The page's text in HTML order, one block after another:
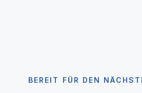
BEREIT FÜR DEN